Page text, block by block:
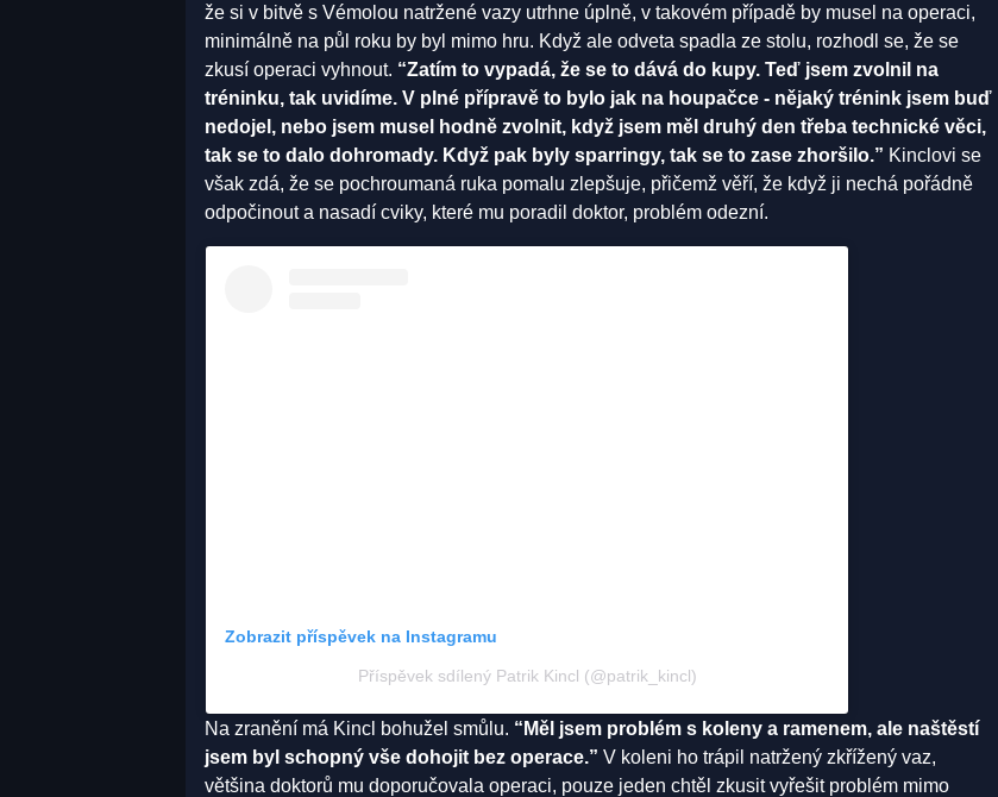
že si v bitvě s Vémolou natržené vazy utrhne úplně, v takovém případě by musel na operaci,
minimálně na půl roku by byl mimo hru. Když ale odveta spadla ze stolu, rozhodl se, že se
zkusí operaci vyhnout. “Zatím to vypadá, že se to dává do kupy. Teď jsem zvolnil na
tréninku, tak uvidíme. V plné přípravě to bylo jak na houpačce - nějaký trénink jsem buď
nedojel, nebo jsem musel hodně zvolnit, když jsem měl druhý den třeba technické věci,
tak se to dalo dohromady. Když pak byly sparringy, tak se to zase zhoršilo.” Kinclovi se
však zdá, že se pochroumaná ruka pomalu zlepšuje, přičemž věří, že když ji nechá pořádně
odpočinout a nasadí cviky, které mu poradil doktor, problém odezní.
Zobrazit příspěvek na Instagramu
Příspěvek sdílený Patrik Kincl (@patrik_kincl)
Na zranění má Kincl bohužel smůlu. “Měl jsem problém s koleny a ramenem, ale naštěstí
jsem byl schopný vše dohojit bez operace.” V koleni ho trápil natržený zkřížený vaz,
většina doktorů mu doporučovala operaci, pouze jeden chtěl zkusit vyřešit problém mimo